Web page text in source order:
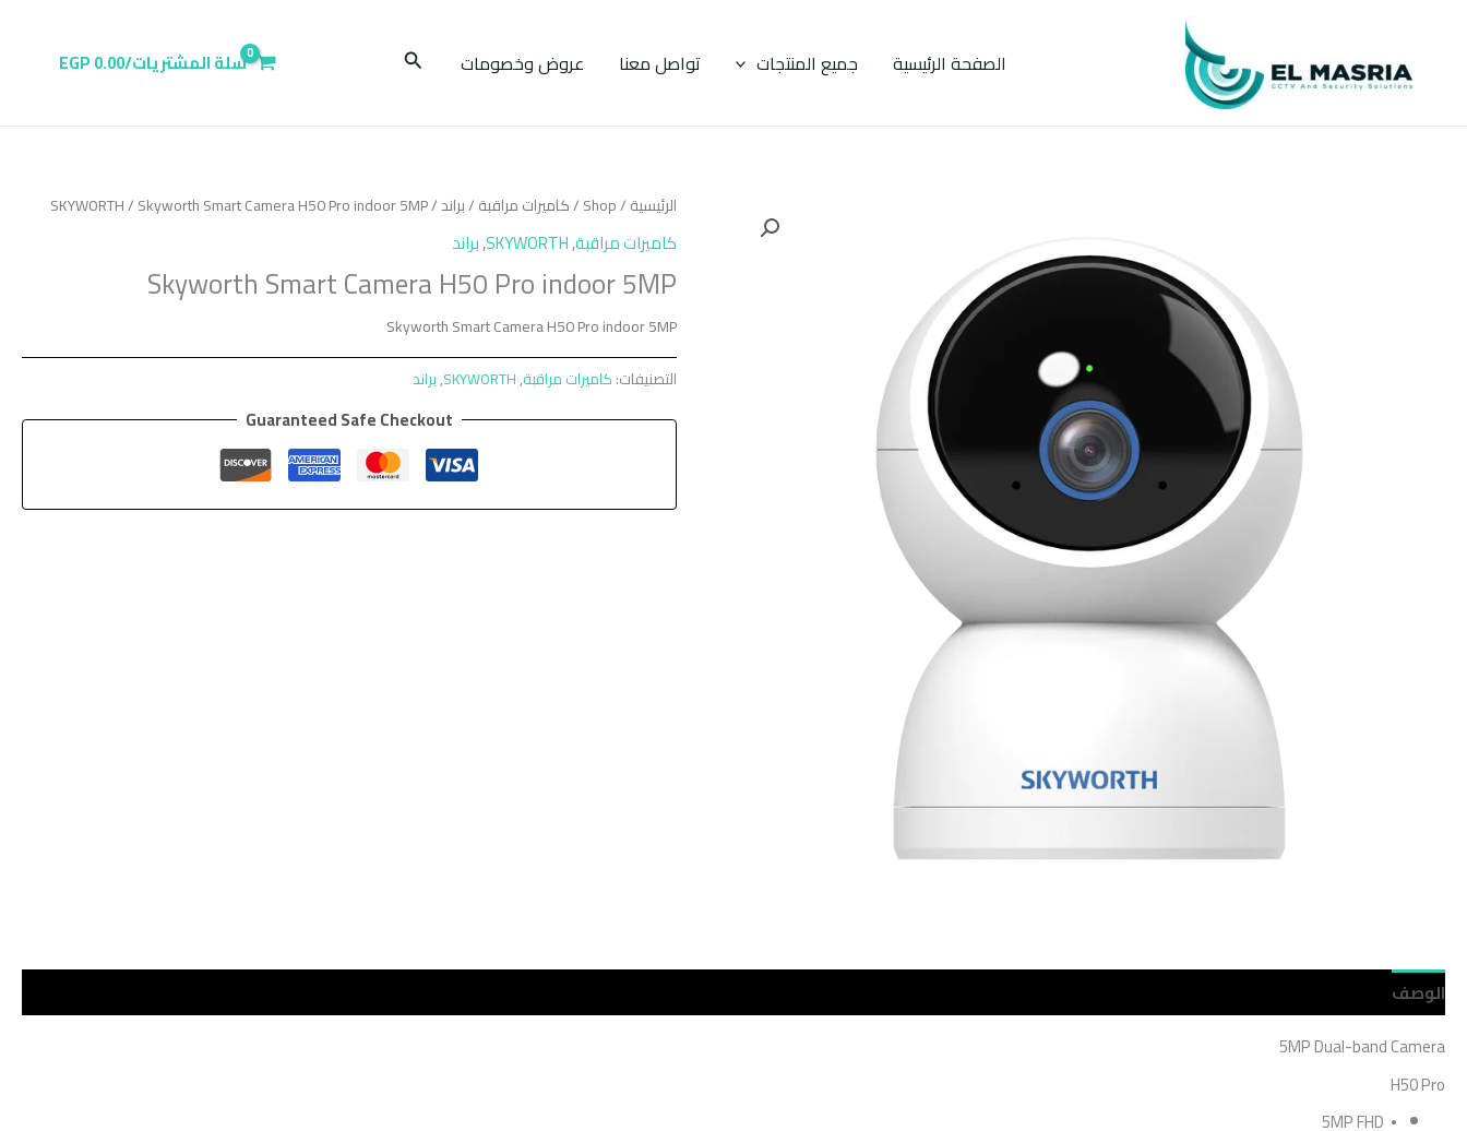
المحتوى
الصفحة الرئيسية جميع المنتجات تواصل معنا عروض وخصومات البحث سلة المشتريات/0.00
EGP
الرئيسية/
Shop
/كاميرات مراقبة/براند/
SKYWORTH/ Skyworth Smart Camera H50 Pro indoor 5MP
كاميرات مراقبة,
SKYWORTH
,براند
Skyworth Smart Camera H50 Pro indoor 5MP
Skyworth Smart Camera H50 Pro indoor 5MP
التصنيفات:كاميرات مراقبة,
SKYWORTH
,براند
Guaranteed Safe Checkout
الوصف
5MP Dual-band Camera
H50 Pro
⦁ 5MP FHD